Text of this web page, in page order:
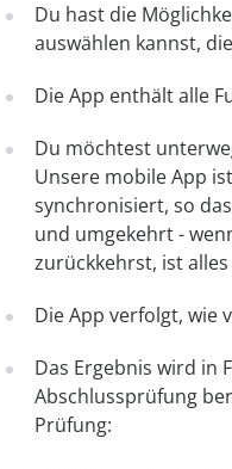
Du hast die
auswählen kannst,
Die App enthält alle
Du möchtest
Unsere mobile App
synchronisiert, so
und umgekehrt -
zurückkehrst, ist
Die App verfolgt, wie
Das Ergebnis wird in
Abschlussprüfung
Prüfung: